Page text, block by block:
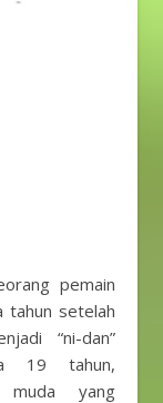
pemain
tahun setelah
“ni-dan”
19 tahun,
muda yang